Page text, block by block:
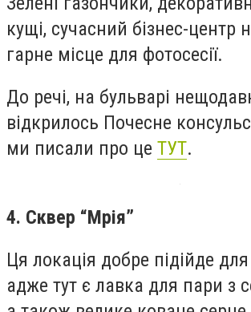
кущі, сучасний бізнес-центр
гарне місце для фотосесії.
До речі, на бульварі
відкрилось Почесне
ми писали про це ТУТ.
4. Сквер “Мрія”
Ця локація добре підійде
адже тут є лавка для пари з